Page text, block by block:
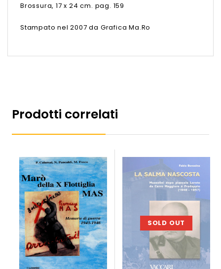
Brossura, 17 x 24 cm. pag. 159
Stampato nel 2007 da Grafica Ma.Ro
Prodotti correlati
SOLD OUT